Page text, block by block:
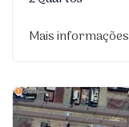
Mais informações